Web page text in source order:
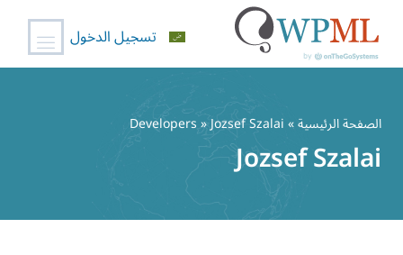
المحتوى
تسجيل الدخول
الصفحة الرئيسية» Developers » Jozsef Szalai
Jozsef Szalai